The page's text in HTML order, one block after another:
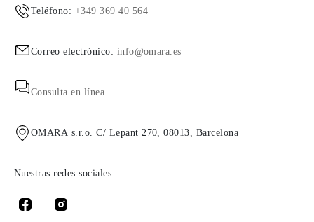
Teléfono: +349 369 40 564
Correo electrónico: info@omara.es
Consulta en línea
OMARA s.r.o. C/ Lepant 270, 08013, Barcelona
Nuestras redes sociales